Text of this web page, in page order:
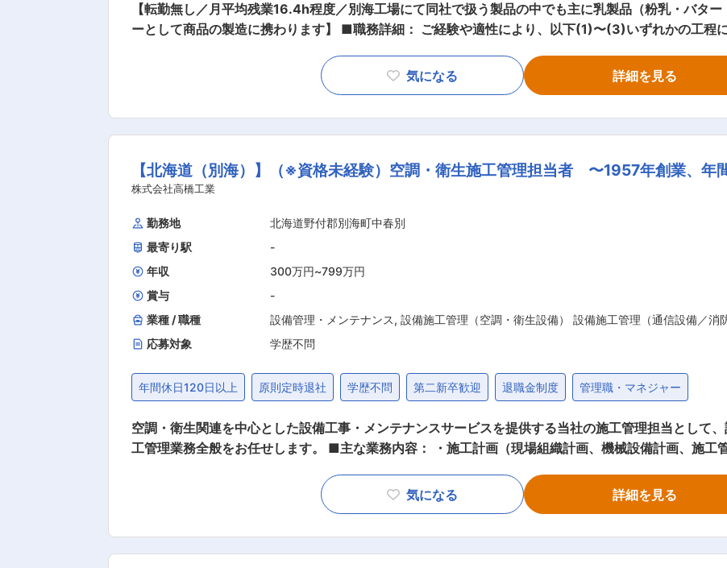
【転勤無し／月平均残業16.4h程度／別海工場にて同社で扱う製品の中でも主に乳製品（粉乳・バタ
ーとして商品の製造に携わります】 ■職務詳細： ご経験や適性により、以下(1)〜(3)いずれかの工程に配属となります。※選考を通して配属
スなどは別部門にて対応) ※配属先を問わず、自工程の保全・品質改善・コスト削減・安全衛生活動に参加いただきま
料、生乳などの受け入れ、粉原料などの溶解業務を多様な配合表に応じて行います。 (2)調合・殺菌工
連携しながら就業いただきます。エリア限定社員でもあるため、腰を据えて安定的に長期就業できる環境です。 ■同社の特徴：
業100周年を迎えた同社では、「マウントレーニア」「リプトン」「森永マミー」「森永アロエヨー
非常に認知度の高い製品を同社は製造しています。 ・同社の企業スローガン「かがやく”笑顔”のため
やかな笑顔あふれる幸せな生活に貢献したいという願いが込められています。また、赤ちゃんからシ
目指して「おいしさ」や「健康・機能性」という価値を高めながら、幅広い世代の方に向けた商品をお届けしています。
定める業務
気になる 詳細を見る
【北海道（別海）】（※資格未経験）空調・衛生施工管理担当者 〜1957年創業、年
株式会社高橋工業
勤務地
北海道野付郡別海町中春別
最寄り駅
-
年収
300万円~799万円
賞与
-
業種 / 職種
設備管理・メンテナンス, 設備施工管理（空調・衛生設備） 設備施工管理（通信設備／消
応募対象
学歴不問
年間休日120日以上 原則定時退社 学歴不問 第二新卒歓迎 退職金制度 管理職・マネジャー
空調・衛生関連を中心とした設備工事・メンテナンスサービスを提供する当社の施工管理担当として
工管理業務全般をお任せします。 ■主な業務内容： ・施工計画（現場組織計画、機械設備計画、施工
し、間もなく創業60年を迎えることになります。これまでの先人達のご苦労の上に地域環境が改善さ
術でお客様と社会が求める環境整備にご協力ご提案をして参りました。今後は、施設のライフサイク
気になる 詳細を見る